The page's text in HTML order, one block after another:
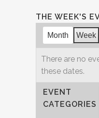
THE WEEK'S
Month Week
There are no
these dates.
EVENT
CATEGORIES